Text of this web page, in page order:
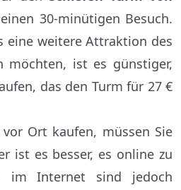
30-minütigen Besuch.
eine weitere Attraktion des
möchten, ist es günstiger,
das den Turm für 27 €
Ort kaufen, müssen Sie
ist es besser, es online zu
im Internet sind jedoch